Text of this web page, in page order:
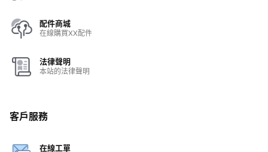
配件商城
在線購買XX配件
法律聲明
本站的法律聲明
客戶服務
在線工單